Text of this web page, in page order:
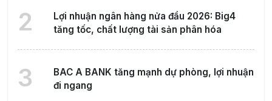
2
Lợi nhuận ngân hàng nửa đầu 2026: Big4
tăng tốc, chất lượng tài sản phân hóa
3
BAC A BANK tăng mạnh dự phòng, lợi nhuận
đi ngang